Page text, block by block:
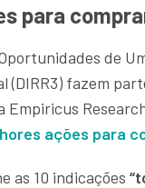
para
de
(DIRR3) fazem
Empiricus
ações para
as 10 indicações